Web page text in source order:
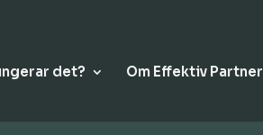
det? Om Effektiv Partner